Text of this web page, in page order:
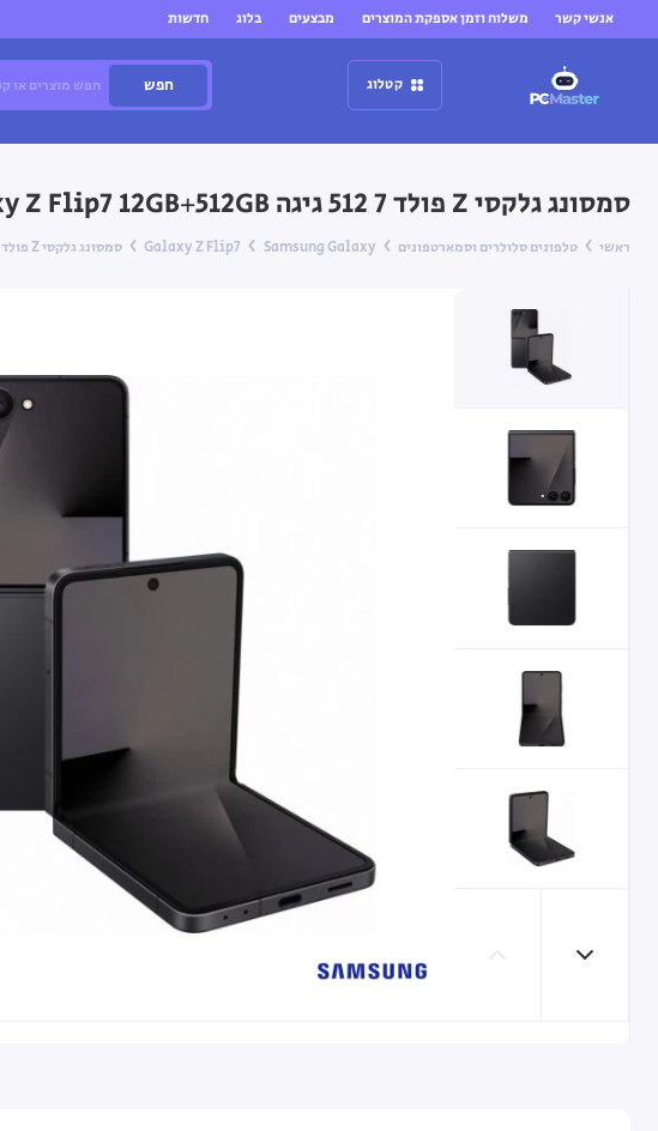
אנשי קשר משלוח וזמן אספקת המוצרים מבצעים בלוג חדשות
קטלוג חפש
סמסונג גלקסי Z פולד 7 512 גיגה Samsung Galaxy Z Flip7 12GB+512GB — שחור
ראשי טלפונים סלולרים וסמארטפונים Samsung Galaxy
Galaxy Z Flip7 סמסונג גלקסי Z פולד 7 512 גיגה Samsung Galaxy Z Flip7 12GB+512GB — שחור